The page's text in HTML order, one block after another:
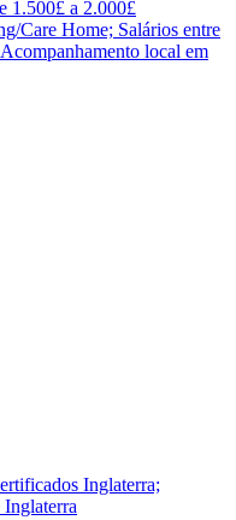
1.500£ a 2.000£
Care Home; Salários entre
local em
Inglaterra;